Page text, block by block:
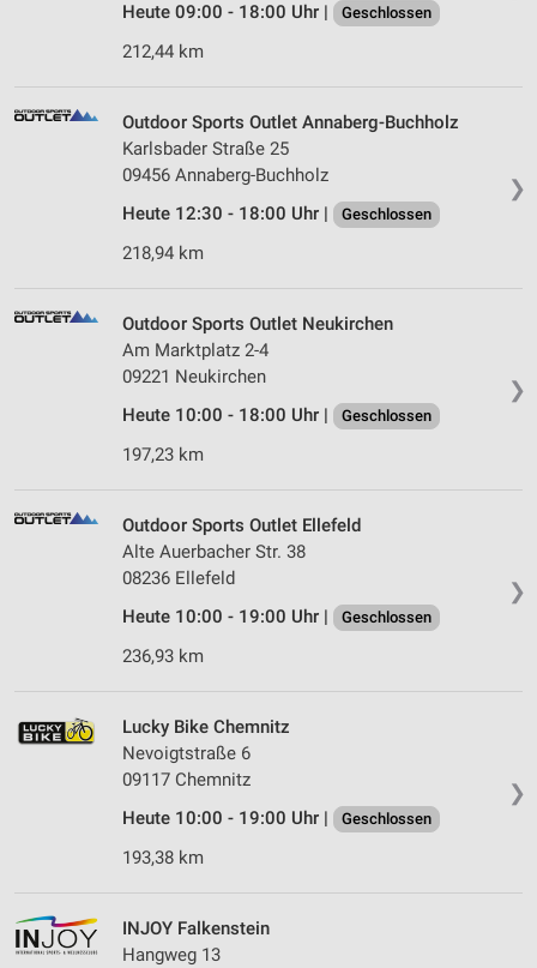
Heute 09:00 - 18:00 Uhr |
Geschlossen
212,44 km
❯
Outdoor Sports Outlet Annaberg-Buchholz
Karlsbader Straße 25
09456 Annaberg-Buchholz
Heute 12:30 - 18:00 Uhr |
Geschlossen
218,94 km
❯
Outdoor Sports Outlet Neukirchen
Am Marktplatz 2-4
09221 Neukirchen
Heute 10:00 - 18:00 Uhr |
Geschlossen
197,23 km
❯
Outdoor Sports Outlet Ellefeld
Alte Auerbacher Str. 38
08236 Ellefeld
Heute 10:00 - 19:00 Uhr |
Geschlossen
236,93 km
❯
Lucky Bike Chemnitz
Nevoigtstraße 6
09117 Chemnitz
Heute 10:00 - 19:00 Uhr |
Geschlossen
193,38 km
INJOY Falkenstein
Hangweg 13